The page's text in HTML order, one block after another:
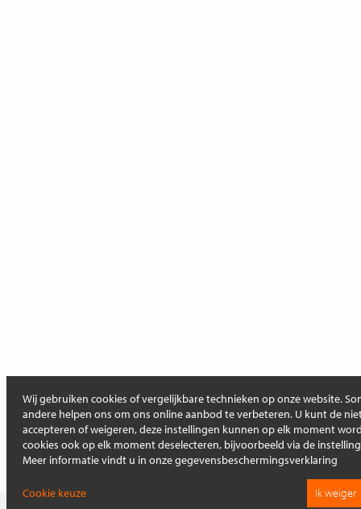
Wij gebruiken cookies of vergelijkbare technieken op onze website.
andere helpen ons om ons online aanbod te verbeteren. U kunt de
accepteren of weigeren, deze instellingen kunnen op elk moment
cookies ook op elk moment deselecteren, bijvoorbeeld via de
Meer informatie vindt u in onze gegevensbeschermingsverklaring
Cookie keuze Ik weiger